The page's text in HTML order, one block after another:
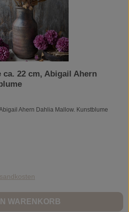
ca. 22 cm, Abigail Ahern Dahlia Mallow. Kunstblume
WARENKORB